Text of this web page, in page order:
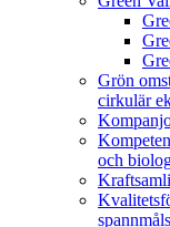
Grön
cirkulär
och